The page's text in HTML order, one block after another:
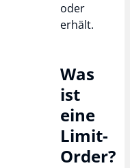
oder
erhält.
Was
ist
eine
Limit-
Order?